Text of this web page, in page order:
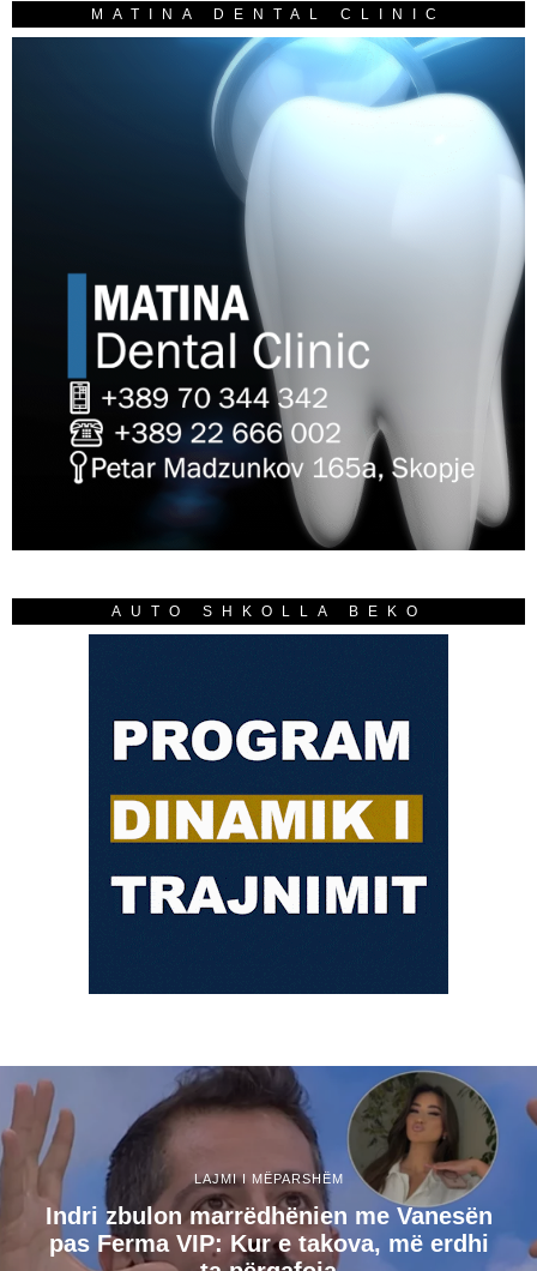
MATINA DENTAL CLINIC
AUTO SHKOLLA BEKO
LAJMI I MËPARSHËM
Indri zbulon marrëdhënien me Vanesën
pas Ferma VIP: Kur e takova, më erdhi